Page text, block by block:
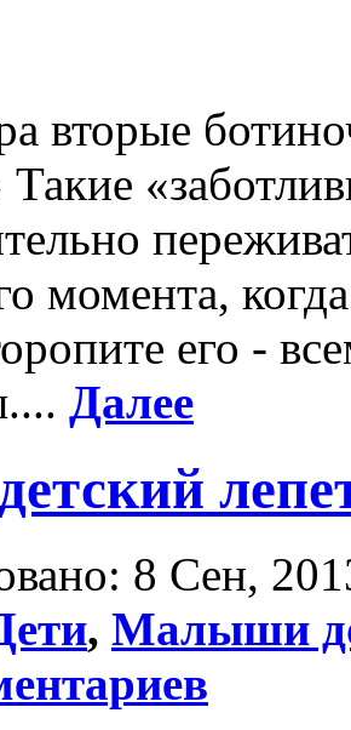
вторые
Такие
момента,
его -
Далее
8 Сен,
, Малыши